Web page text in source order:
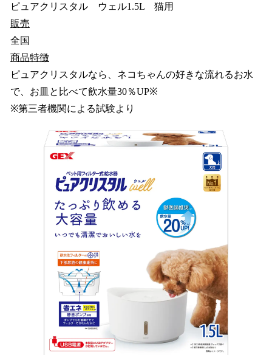
ピュアクリスタル ウェル1.5L 猫用
販売
全国
商品特徴
ピュアクリスタルなら、ネコちゃんの好きな流れるお水
で、お皿と比べて飲水量30％UP※
※第三者機関による試験より